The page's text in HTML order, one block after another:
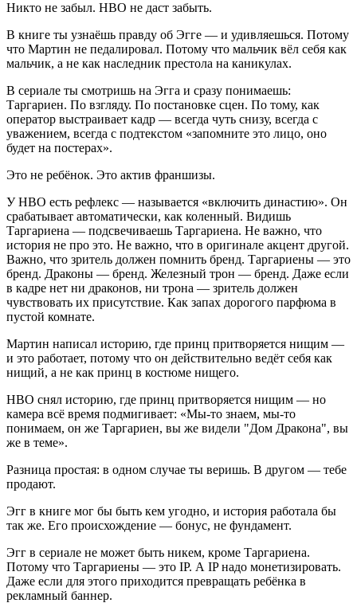
Никто не забыл. HBO не даст забыть.
В книге ты узнаёшь правду об Эгге — и удивляешься. Потому
что Мартин не педалировал. Потому что мальчик вёл себя как
мальчик, а не как наследник престола на каникулах.
В сериале ты смотришь на Эгга и сразу понимаешь:
Таргариен. По взгляду. По постановке сцен. По тому, как
оператор выстраивает кадр — всегда чуть снизу, всегда с
уважением, всегда с подтекстом «запомните это лицо, оно
будет на постерах».
Это не ребёнок. Это актив франшизы.
У HBO есть рефлекс — называется «включить династию». Он
срабатывает автоматически, как коленный. Видишь
Таргариена — подсвечиваешь Таргариена. Не важно, что
история не про это. Не важно, что в оригинале акцент другой.
Важно, что зритель должен помнить бренд. Таргариены — это
бренд. Драконы — бренд. Железный трон — бренд. Даже если
в кадре нет ни драконов, ни трона — зритель должен
чувствовать их присутствие. Как запах дорогого парфюма в
пустой комнате.
Мартин написал историю, где принц притворяется нищим —
и это работает, потому что он действительно ведёт себя как
нищий, а не как принц в костюме нищего.
HBO снял историю, где принц притворяется нищим — но
камера всё время подмигивает: «Мы-то знаем, мы-то
понимаем, он же Таргариен, вы же видели "Дом Дракона", вы
же в теме».
Разница простая: в одном случае ты веришь. В другом — тебе
продают.
Эгг в книге мог бы быть кем угодно, и история работала бы
так же. Его происхождение — бонус, не фундамент.
Эгг в сериале не может быть никем, кроме Таргариена.
Потому что Таргариены — это IP. А IP надо монетизировать.
Даже если для этого приходится превращать ребёнка в
рекламный баннер.